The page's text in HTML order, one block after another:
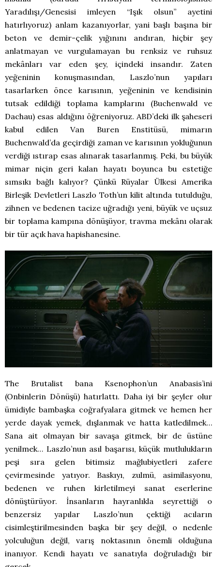
Yaradılışı/Genesisi imleyen “Işık olsun” ayetini
hatırlıyoruz) anlam kazanıyorlar, yani başlı başına bir
beton ve demir-çelik yığınını andıran, hiçbir şey
anlatmayan ve vurgulamayan bu renksiz ve ruhsuz
mekânları var eden şey, içindeki insandır. Zaten
yeğeninin konuşmasından, Laszlo’nun yapıları
tasarlarken önce karısının, yeğeninin ve kendisinin
tutsak edildiği toplama kamplarını (Buchenwald ve
Dachau) esas aldığını öğreniyoruz. ABD’deki ilk şaheseri
kabul edilen Van Buren Enstitüsü, mimarın
Buchenwald’da geçirdiği zaman ve karısının yokluğunun
verdiği ıstırap esas alınarak tasarlanmış. Peki, bu büyük
mimar niçin geri kalan hayatı boyunca bu estetiğe
sımsıkı bağlı kalıyor? Çünkü Rüyalar Ülkesi Amerika
Birleşik Devletleri Laszlo Toth’un kilit altında tutulduğu,
zihnen ve bedenen tacize uğradığı yeni, büyük ve uçsuz
bir toplama kampına dönüşüyor, travma mekânı olarak
bir tür açık hava hapishanesine.
The Brutalist bana Ksenophon’un Anabasis’ini
(Onbinlerin Dönüşü) hatırlattı. Daha iyi bir şeyler olur
ümidiyle bambaşka coğrafyalara gitmek ve hemen her
yerde dayak yemek, dışlanmak ve hatta katledilmek…
Sana ait olmayan bir savaşa gitmek, bir de üstüne
yenilmek… Laszlo’nun asıl başarısı, küçük mutlulukların
peşi sıra gelen bitimsiz mağlubiyetleri zafere
çevirmesinde yatıyor. Baskıyı, zulmü, asimilasyonu,
bedenen ve ruhen kirletilmeyi sanat eserlerine
dönüştürüyor. İnsanların hayranlıkla seyrettiği o
benzersiz yapılar Laszlo’nun çektiği acıların
cisimleştirilmesinden başka bir şey değil, o nedenle
yolculuğun değil, varış noktasının önemli olduğuna
inanıyor. Kendi hayatı ve sanatıyla doğruladığı bir